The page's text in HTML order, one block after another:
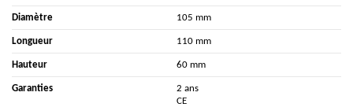
Diamètre 105 mm
Longueur 110 mm
Hauteur 60 mm
Garanties
2 ans
CE